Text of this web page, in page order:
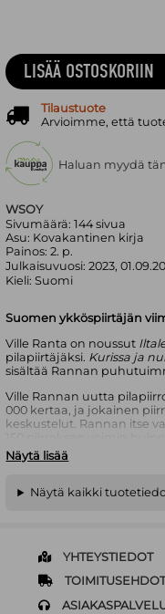
WSOY
Sivumäärä:144sivua
Asu: Kovakantinen kirja
Painos:2. p.
Julkaisuvuosi:2023,
Kieli:Suomi
Suomen ykköspiirtäjän
Ville Ranta on noussut
pilapiirtäjäksi. Kurissa ja
sisältää Rannan
Ville Rannan uutta
000 kertaa, ja jokainen
keskustelut. Rannan itse
koronapandemian
poleeminen käsittelytapa
yhteiskunnan
uusin teosKuinka valloitin
Hännisen sanoin
unelmista, elämän
pyrkimyksistä”.
Näytä lisää
LISÄÄ OSTOSKORIIN
Tilaustuote
Arvioimme, että
Haluan myydä
Näytä kaikki
YHTEYSTIEDOT
TOIMITUSEHDOT